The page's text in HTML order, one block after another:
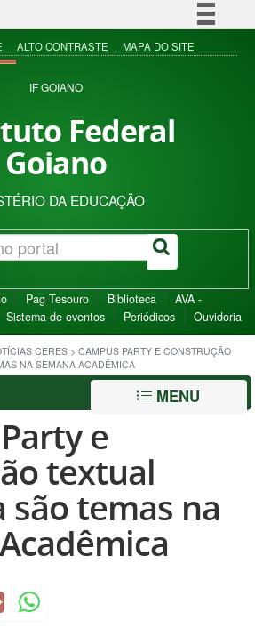
Simplifique!
Acesso à informação
ALTO CONTRASTE MAPA DO SITE
IF GOIANO
Federal
Goiano
DA EDUCAÇÃO
Pag Tesouro Biblioteca
AVA -
Sistema de eventos Periódicos Ouvidoria
CERES > CAMPUS PARTY E CONSTRUÇÃO
NA SEMANA ACADÊMICA
MENU
e
textual
temas na